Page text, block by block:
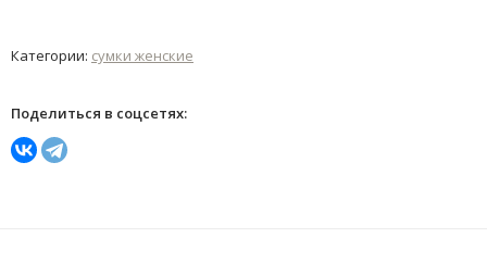
Категории: сумки женские
Поделиться в соцсетях: